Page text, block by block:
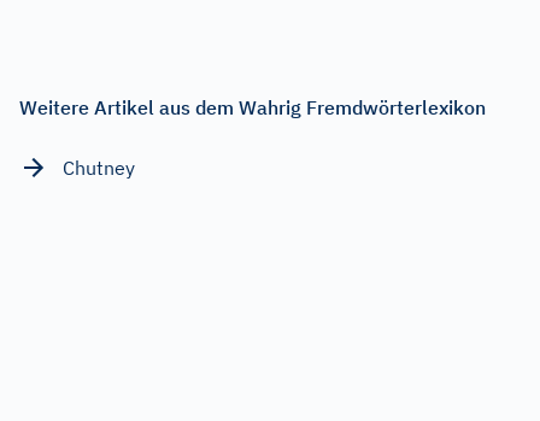
Weitere Artikel aus dem Wahrig Fremdwörterlexikon
Chutney